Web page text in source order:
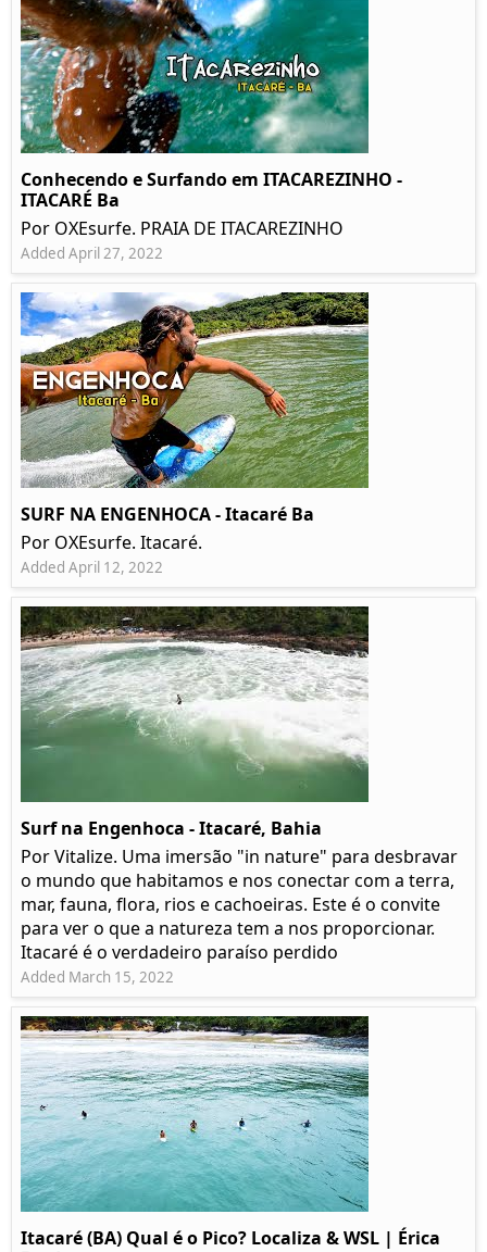
Conhecendo e Surfando em ITACAREZINHO -
ITACARÉ Ba
Por OXEsurfe. PRAIA DE ITACAREZINHO
Added April 27, 2022
SURF NA ENGENHOCA - Itacaré Ba
Por OXEsurfe. Itacaré.
Added April 12, 2022
Surf na Engenhoca - Itacaré, Bahia
Por Vitalize. Uma imersão "in nature" para desbravar
o mundo que habitamos e nos conectar com a terra,
mar, fauna, flora, rios e cachoeiras. Este é o convite
para ver o que a natureza tem a nos proporcionar.
Itacaré é o verdadeiro paraíso perdido
Added March 15, 2022
Itacaré (BA) Qual é o Pico? Localiza & WSL | Érica